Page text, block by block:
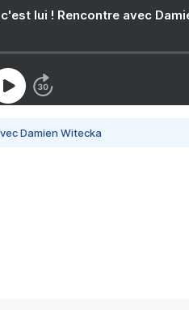
lui ! Rencontre avec
Damien Witecka